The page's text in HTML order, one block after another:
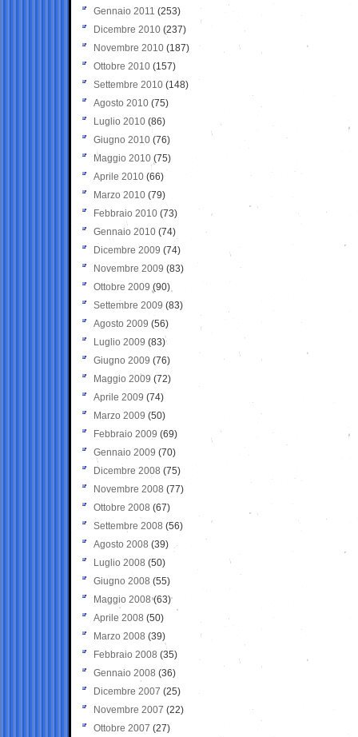
Gennaio 2011 (253)
Dicembre 2010 (237)
Novembre 2010 (187)
Ottobre 2010 (157)
Settembre 2010 (148)
Agosto 2010 (75)
Luglio 2010 (86)
Giugno 2010 (76)
Maggio 2010 (75)
Aprile 2010 (66)
Marzo 2010 (79)
Febbraio 2010 (73)
Gennaio 2010 (74)
Dicembre 2009 (74)
Novembre 2009 (83)
Ottobre 2009 (90)
Settembre 2009 (83)
Agosto 2009 (56)
Luglio 2009 (83)
Giugno 2009 (76)
Maggio 2009 (72)
Aprile 2009 (74)
Marzo 2009 (50)
Febbraio 2009 (69)
Gennaio 2009 (70)
Dicembre 2008 (75)
Novembre 2008 (77)
Ottobre 2008 (67)
Settembre 2008 (56)
Agosto 2008 (39)
Luglio 2008 (50)
Giugno 2008 (55)
Maggio 2008(63)
Aprile 2008 (50)
Marzo 2008 (39)
Febbraio 2008 (35)
Gennaio 2008 (36)
Dicembre 2007 (25)
Novembre 2007 (22)
Ottobre 2007 (27)